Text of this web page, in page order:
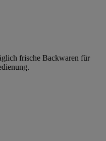
frische Backwaren für